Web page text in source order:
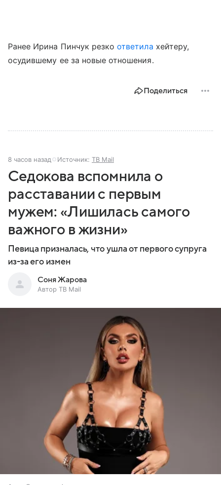
Ранее Ирина Пинчук резкоответила хейтеру,
осудившему ее за новые отношения.
Поделиться
8 часов назад Источник: ТВ Mail
Седокова вспомнила о
расставании с первым
мужем: «Лишилась самого
важного в жизни»
Певица призналась, что ушла от первого супруга
из-за его измен
Соня Жарова
Автор ТВ Mail